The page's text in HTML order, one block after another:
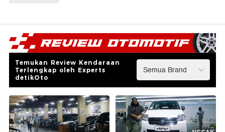
Temukan Review Kendaraan
Terlengkap oleh Experts
detikOto